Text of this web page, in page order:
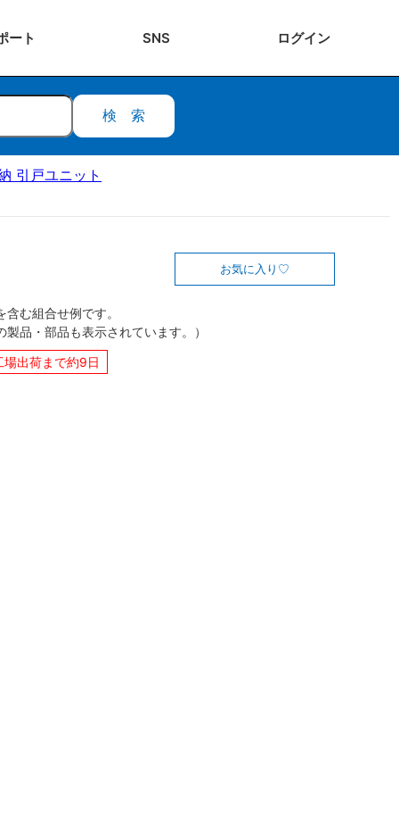
ート SNS ログイン
検索
引戸ユニット
お気に入り
む組合せ例です。
製品・部品も表示されています。）
場出荷まで約9日